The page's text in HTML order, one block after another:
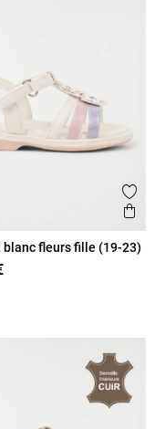
blanc fleurs fille (19-23)